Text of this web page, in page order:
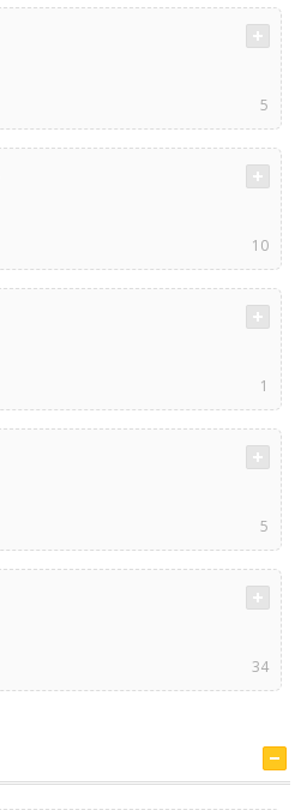
5
10
1
5
34